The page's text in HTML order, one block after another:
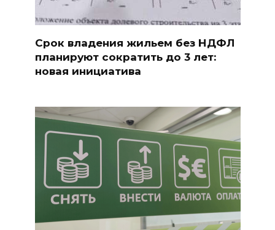
Срок владения жильем без НДФЛ
планируют сократить до 3 лет:
новая инициатива